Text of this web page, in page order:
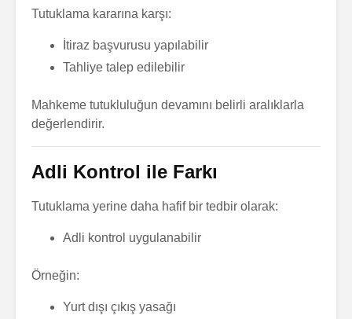
Tutuklama kararına karşı:
İtiraz başvurusu yapılabilir
Tahliye talep edilebilir
Mahkeme tutukluluğun devamını belirli aralıklarla
değerlendirir.
Adli Kontrol ile Farkı
Tutuklama yerine daha hafif bir tedbir olarak:
Adli kontrol uygulanabilir
Örneğin:
Yurt dışı çıkış yasağı